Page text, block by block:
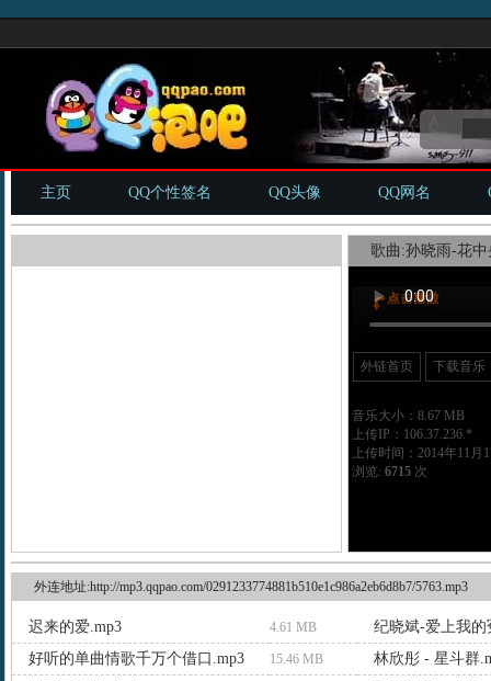
主页 QQ个性签名 QQ头像 QQ网名
歌曲:孙晓雨-花中
外链首页 下载音乐
音乐大小：8.67 MB
上传IP：106.37.236.*
上传时间：2014年11月
浏览: 6715次
外连地址:http://mp3.qqpao.com/0291233774881b510e1c986a2eb6d8b7/5763.mp3
迟来的爱.mp3 4.61 MB
纪晓斌-爱上我的
好听的单曲情歌千万个借口.mp3
15.46 MB
林欣彤 - 星斗群